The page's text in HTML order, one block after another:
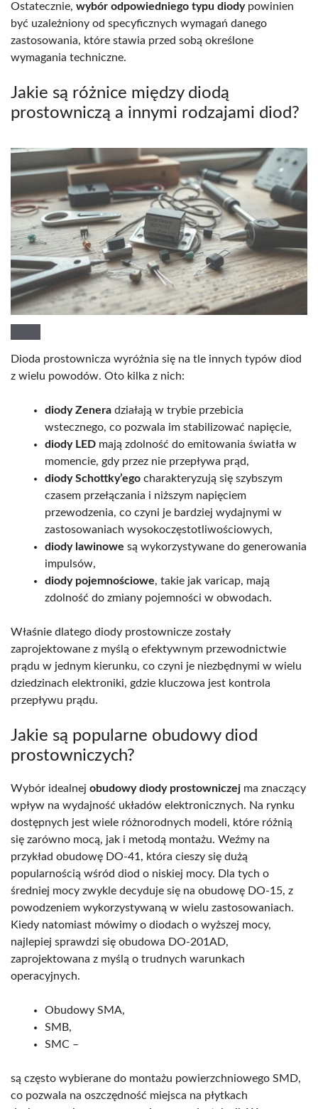
Ostatecznie, wybór odpowiedniego typu diodypowinien
być uzależniony od specyficznych wymagań danego
zastosowania, które stawia przed sobą określone
wymagania techniczne.
Jakie są różnice między diodą
prostowniczą a innymi rodzajami diod?
Dioda prostownicza wyróżnia się na tle innych typów diod
z wielu powodów. Oto kilka z nich:
diody Zenera działają w trybie przebicia
wstecznego, co pozwala im stabilizować napięcie,
diody LED mają zdolność do emitowania światła w
momencie, gdy przez nie przepływa prąd,
diody Schottky’ego charakteryzują się szybszym
czasem przełączania i niższym napięciem
przewodzenia, co czyni je bardziej wydajnymi w
zastosowaniach wysokoczęstotliwościowych,
diody lawinowe są wykorzystywane do generowania
impulsów,
diody pojemnościowe, takie jak varicap, mają
zdolność do zmiany pojemności w obwodach.
Właśnie dlatego diody prostownicze zostały
zaprojektowane z myślą o efektywnym przewodnictwie
prądu w jednym kierunku, co czyni je niezbędnymi w wielu
dziedzinach elektroniki, gdzie kluczowa jest kontrola
przepływu prądu.
Jakie są popularne obudowy diod
prostowniczych?
Wybór idealnej obudowy diody prostowniczej ma znaczący
wpływ na wydajność układów elektronicznych. Na rynku
dostępnych jest wiele różnorodnych modeli, które różnią
się zarówno mocą, jak i metodą montażu. Weźmy na
przykład obudowę DO-41, która cieszy się dużą
popularnością wśród diod o niskiej mocy. Dla tych o
średniej mocy zwykle decyduje się na obudowę DO-15, z
powodzeniem wykorzystywaną w wielu zastosowaniach.
Kiedy natomiast mówimy o diodach o wyższej mocy,
najlepiej sprawdzi się obudowa DO-201AD,
zaprojektowana z myślą o trudnych warunkach
operacyjnych.
Obudowy SMA,
SMB,
SMC –
są często wybierane do montażu powierzchniowego SMD,
co pozwala na oszczędność miejsca na płytkach